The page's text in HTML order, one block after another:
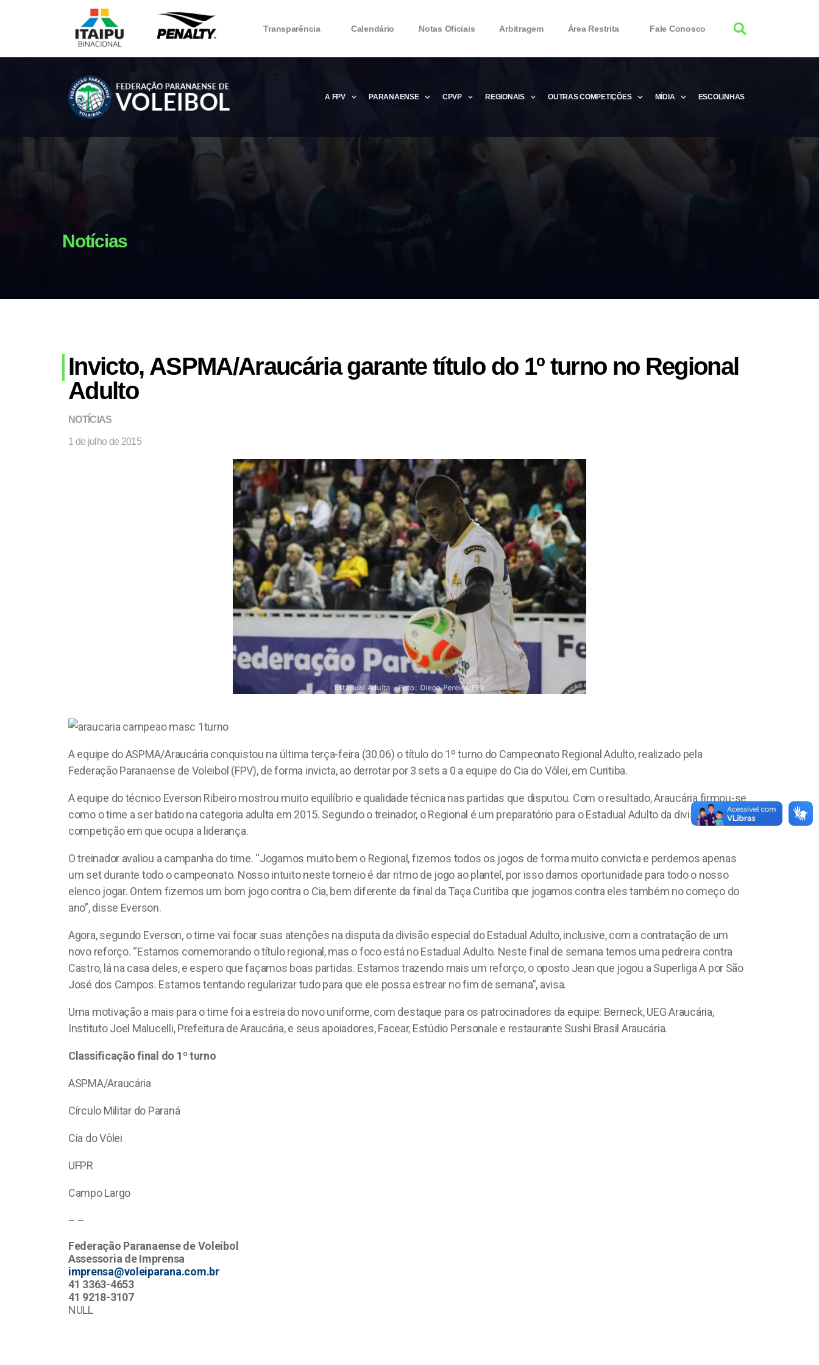
Transparência Calendário Notas Oficiais Arbitragem Área Restrita Fale Conosco
A FPV
Microsoft Office 2016 Product Key 2020 – Free Product Keys
PARANAENSE CPVP REGIONAIS OUTRAS COMPETIÇÕES MÍDIA ESCOLINHAS
Notícias
Invicto, ASPMA/Araucária garante título do 1º turno no Regional
Adulto
NOTÍCIAS
1 de julho de 2015
A equipe do ASPMA/Araucária conquistou na última terça-feira (30.06) o título do 1º turno do Campeonato Regional Adulto, realizado pela
Federação Paranaense de Voleibol (FPV), de forma invicta, ao derrotar por 3 sets a 0 a equipe do Cia do Vôlei, em Curitiba.
A equipe do técnico Everson Ribeiro mostrou muito equilíbrio e qualidade técnica nas partidas que disputou. Com o resultado, Araucária firmou-se
como o time a ser batido na categoria adulta em 2015. Segundo o treinador, o Regional é um preparatório para o Estadual Adulto da divisão especial,
competição em que ocupa a liderança.
O treinador avaliou a campanha do time. “Jogamos muito bem o Regional, fizemos todos os jogos de forma muito convicta e perdemos apenas
um set durante todo o campeonato. Nosso intuito neste torneio é dar ritmo de jogo ao plantel, por isso damos oportunidade para todo o nosso
elenco jogar. Ontem fizemos um bom jogo contra o Cia, bem diferente da final da Taça Curitiba que jogamos contra eles também no começo do
ano”, disse Everson.
Agora, segundo Everson, o time vai focar suas atenções na disputa da divisão especial do Estadual Adulto, inclusive, com a contratação de um
novo reforço. “Estamos comemorando o título regional, mas o foco está no Estadual Adulto. Neste final de semana temos uma pedreira contra
Castro, lá na casa deles, e espero que façamos boas partidas. Estamos trazendo mais um reforço, o oposto Jean que jogou a Superliga A por São
José dos Campos. Estamos tentando regularizar tudo para que ele possa estrear no fim de semana”, avisa.
Uma motivação a mais para o time foi a estreia do novo uniforme, com destaque para os patrocinadores da equipe: Berneck, UEG Araucária,
Instituto Joel Malucelli, Prefeitura de Araucária, e seus apoiadores, Facear, Estúdio Personale e restaurante Sushi Brasil Araucária.
Classificação final do 1º turno
ASPMA/Araucária
Círculo Militar do Paraná
Cia do Vôlei
UFPR
Campo Largo
– –
Federação Paranaense de Voleibol
Assessoria de Imprensa
imprensa@voleiparana.com.br
41 3363-4653
41 9218-3107
NULL